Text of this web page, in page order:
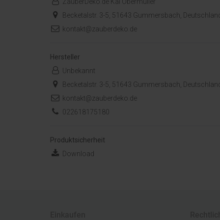
ZauberDeko.de Kai Obermüller
Becketalstr. 3-5, 51643 Gummersbach, Deutschland
kontakt@zauberdeko.de
Hersteller
Unbekannt
Becketalstr. 3-5, 51643 Gummersbach, Deutschland
kontakt@zauberdeko.de
022618175180
Produktsicherheit
Download